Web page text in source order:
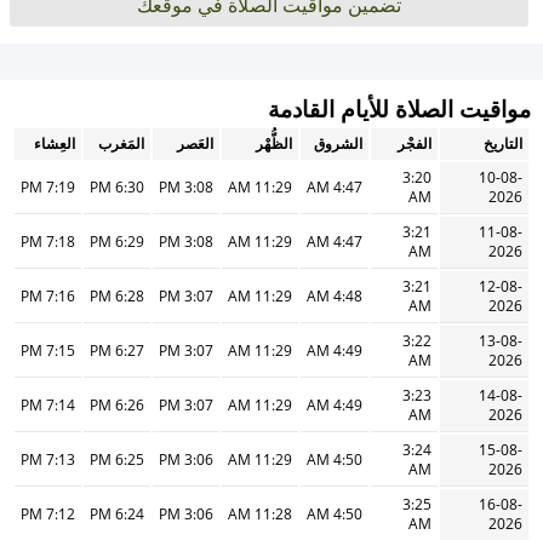
مواقيت الصلاة للأيام القادمة
التاريخ الفجْر الشروق الظُّهْر العَصر المَغرب
العِشاء
10-08-
2026
3:20
AM
4:47 AM
11:29 AM
3:08 PM
6:30 PM
7:19 PM
11-08-
2026
3:21
AM
4:47 AM
11:29 AM
3:08 PM
6:29 PM
7:18 PM
12-08-
2026
3:21
AM
4:48 AM
11:29 AM
3:07 PM
6:28 PM
7:16 PM
13-08-
2026
3:22
AM
4:49 AM
11:29 AM
3:07 PM
6:27 PM
7:15 PM
14-08-
2026
3:23
AM
4:49 AM
11:29 AM
3:07 PM
6:26 PM
7:14 PM
15-08-
2026
3:24
AM
4:50 AM
11:29 AM
3:06 PM
6:25 PM
7:13 PM
16-08-
2026
3:25
AM
4:50 AM
11:28 AM
3:06 PM
6:24 PM
7:12 PM